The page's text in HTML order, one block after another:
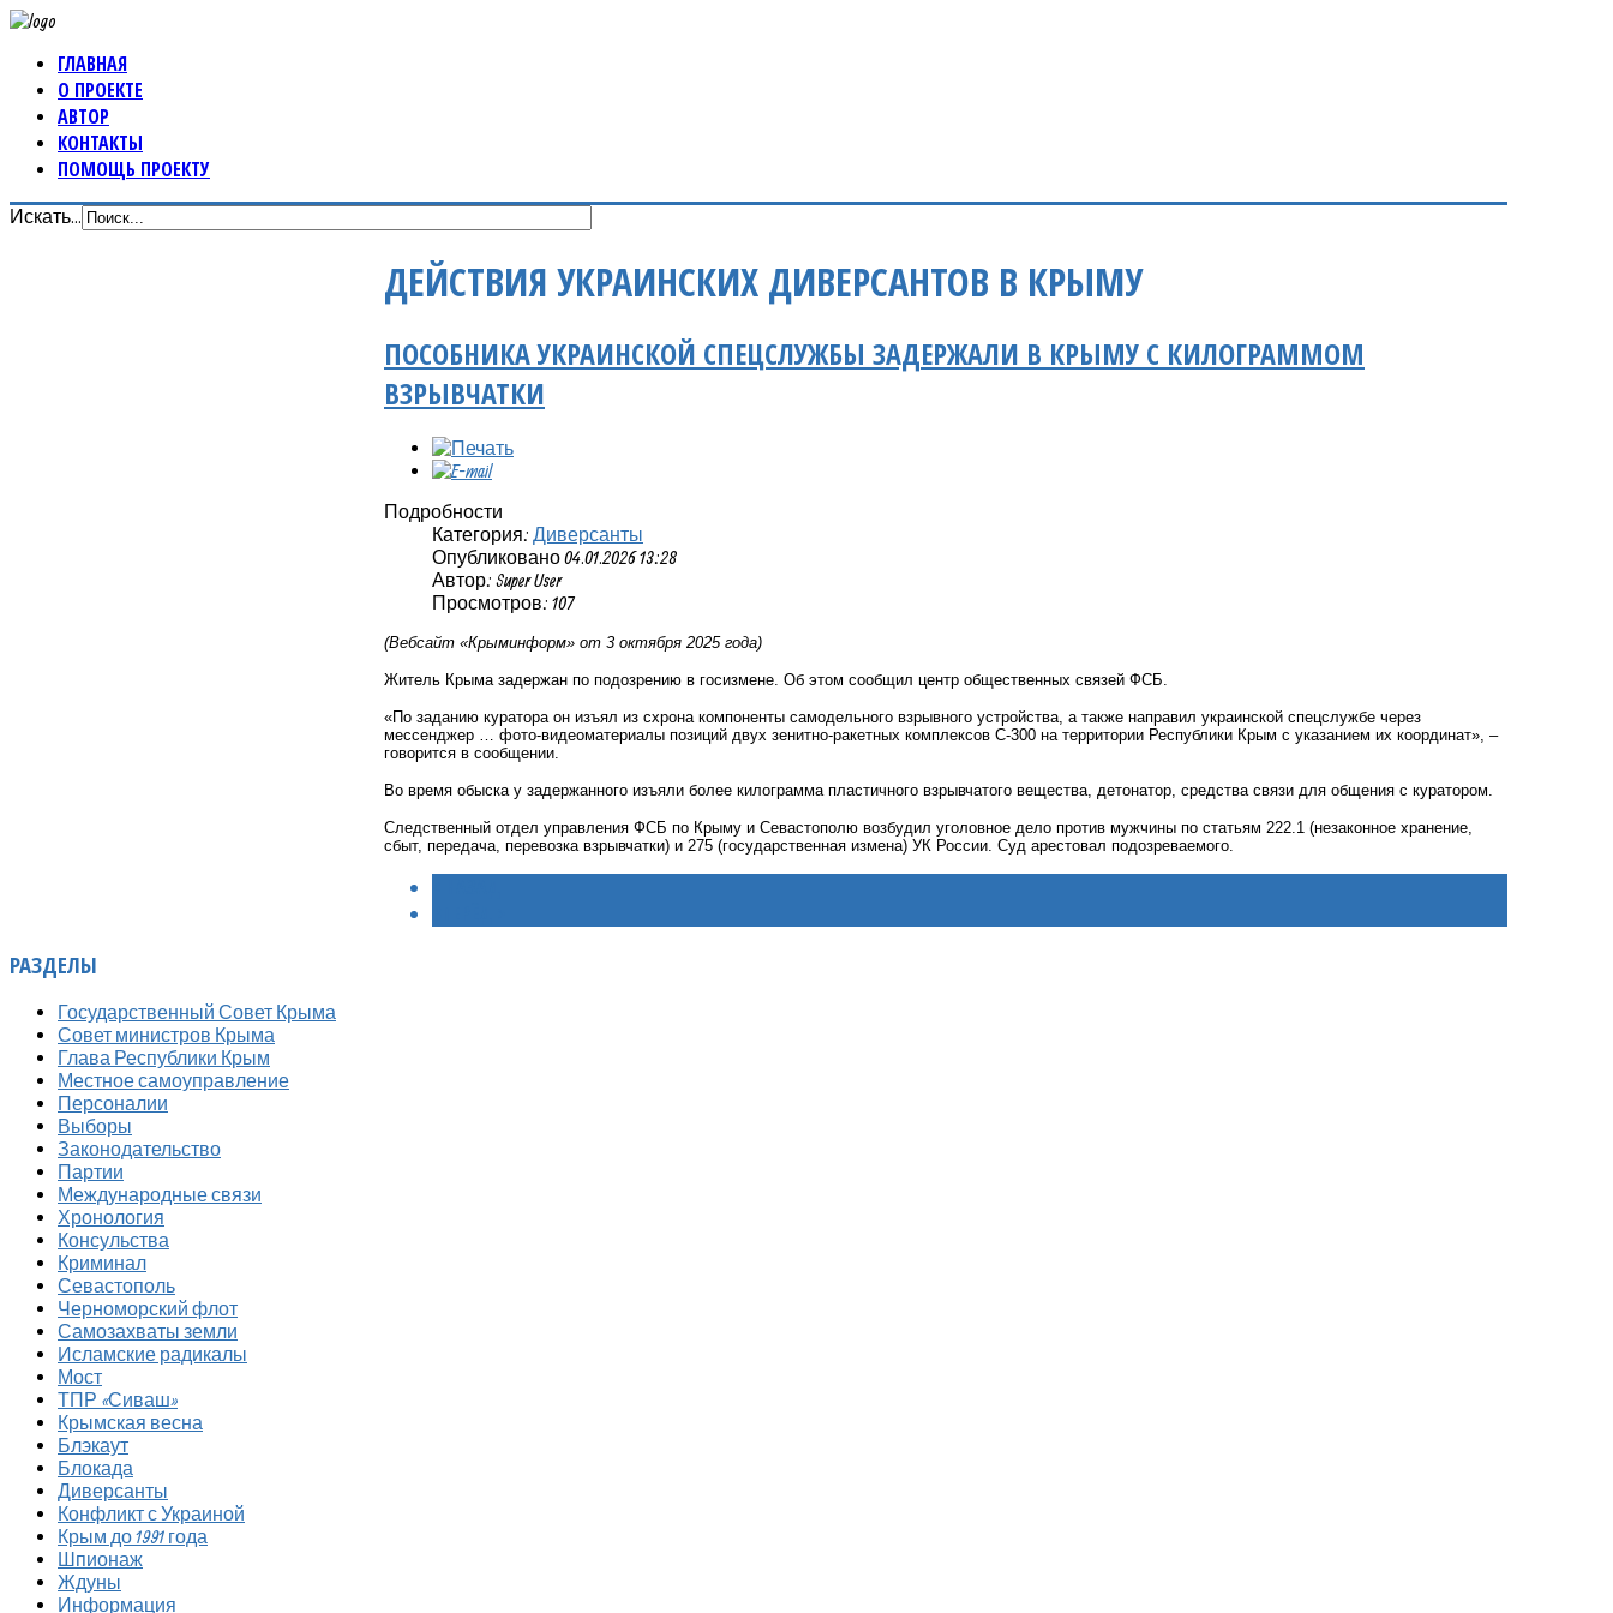
ГЛАВНАЯ
О ПРОЕКТЕ
АВТОР
КОНТАКТЫ
ПОМОЩЬ ПРОЕКТУ
Искать...
ДЕЙСТВИЯ УКРАИНСКИХ ДИВЕРСАНТОВ В КРЫМУ
ПОСОБНИКА УКРАИНСКОЙ СПЕЦСЛУЖБЫ ЗАДЕРЖАЛИ В КРЫМУ С КИЛОГРАММОМ
ВЗРЫВЧАТКИ
Подробности
Категория: Диверсанты
Опубликовано 04.01.2026 13:28
Автор: Super User
Просмотров: 107
(Вебсайт «Крыминформ» от 3 октября 2025 года)
Житель Крыма задержан по подозрению в госизмене. Об этом сообщил центр общественных связей ФСБ.
«По заданию куратора он изъял из схрона компоненты самодельного взрывного устройства, а также направил украинской спецслужбе через
мессенджер … фото-видеоматериалы позиций двух зенитно-ракетных комплексов С-300 на территории Республики Крым с указанием их координат», –
говорится в сообщении.
Во время обыска у задержанного изъяли более килограмма пластичного взрывчатого вещества, детонатор, средства связи для общения с куратором.
Следственный отдел управления ФСБ по Крыму и Севастополю возбудил уголовное дело против мужчины по статьям 222.1 (незаконное хранение,
сбыт, передача, перевозка взрывчатки) и 275 (государственная измена) УК России. Суд арестовал подозреваемого.
РАЗДЕЛЫ
Государственный Совет Крыма
Совет министров Крыма
Глава Республики Крым
Местное самоуправление
Персоналии
Выборы
Законодательство
Партии
Международные связи
Хронология
Консульства
Криминал
Севастополь
Черноморский флот
Самозахваты земли
Исламские радикалы
Мост
ТПР «Сиваш»
Крымская весна
Блэкаут
Блокада
Диверсанты
Конфликт с Украиной
Крым до 1991 года
Шпионаж
Ждуны
Информация